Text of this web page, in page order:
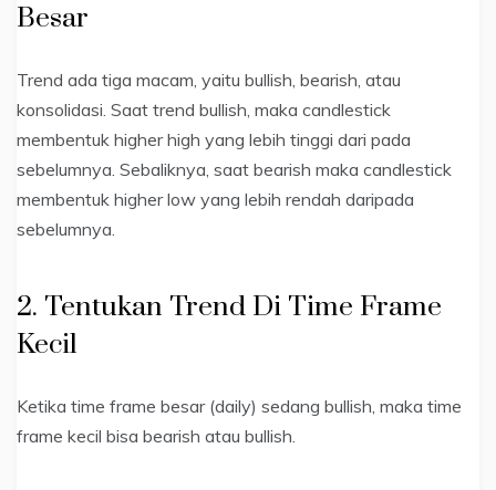
Besar
Trend ada tiga macam, yaitu bullish, bearish, atau
konsolidasi. Saat trend bullish, maka candlestick
membentuk higher high yang lebih tinggi dari pada
sebelumnya. Sebaliknya, saat bearish maka candlestick
membentuk higher low yang lebih rendah daripada
sebelumnya.
2. Tentukan Trend Di Time Frame
Kecil
Ketika time frame besar (daily) sedang bullish, maka time
frame kecil bisa bearish atau bullish.